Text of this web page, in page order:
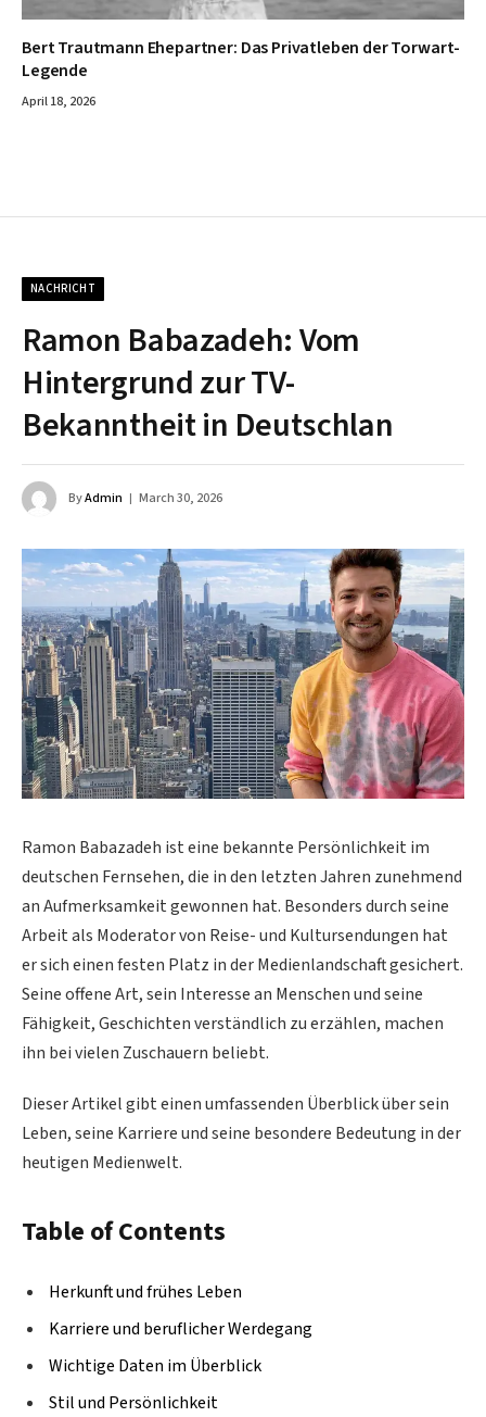
Bert Trautmann Ehepartner: Das Privatleben der Torwart-
Legende
April 18, 2026
NACHRICHT
Ramon Babazadeh: Vom
Hintergrund zur TV-
Bekanntheit in Deutschlan
ByAdmin March 30, 2026
Ramon Babazadeh ist eine bekannte Persönlichkeit im
deutschen Fernsehen, die in den letzten Jahren zunehmend
an Aufmerksamkeit gewonnen hat. Besonders durch seine
Arbeit als Moderator von Reise- und Kultursendungen hat
er sich einen festen Platz in der Medienlandschaft gesichert.
Seine offene Art, sein Interesse an Menschen und seine
Fähigkeit, Geschichten verständlich zu erzählen, machen
ihn bei vielen Zuschauern beliebt.
Dieser Artikel gibt einen umfassenden Überblick über sein
Leben, seine Karriere und seine besondere Bedeutung in der
heutigen Medienwelt.
Table of Contents
Herkunft und frühes Leben
Karriere und beruflicher Werdegang
Wichtige Daten im Überblick
Stil und Persönlichkeit